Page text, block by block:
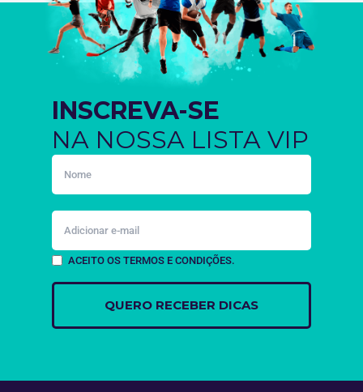
INSCREVA-SE
NA NOSSA LISTA VIP
ACEITO OS TERMOS E CONDIÇÕES.